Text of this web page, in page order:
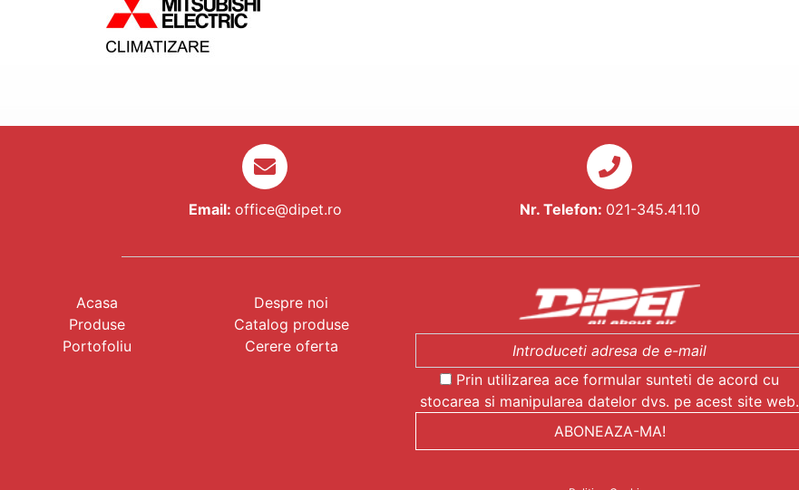
Email: office@dipet.ro Nr. Telefon: 021-345.41.10
Acasa
Despre noi
Produse
Catalog produse
Portofoliu
Cerere oferta
Prin utilizarea ace formular sunteti de acord cu
stocarea si manipularea datelor dvs. pe acest site web.
ABONEAZA-MA!